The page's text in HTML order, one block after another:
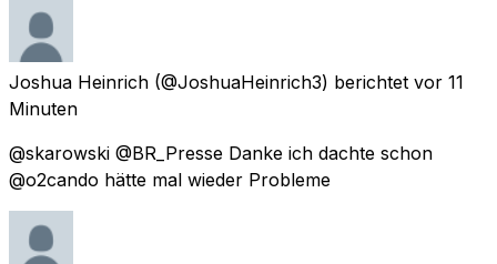
Joshua Heinrich (@JoshuaHeinrich3) berichtet vor 11
Minuten
@skarowski @BR_Presse Danke ich dachte schon
@o2cando hätte mal wieder Probleme